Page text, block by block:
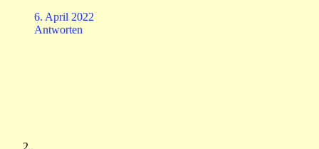
6. April 2022
Antworten